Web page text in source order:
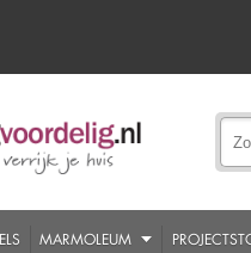
MARMOLEUM